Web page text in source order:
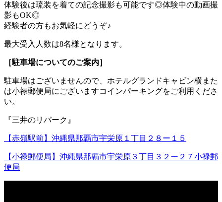
体験後は琉装を着ての記念撮影も可能です◎体験中の動画撮
影もOK◎
経験者の方もお気軽にどうぞ♪
最大受入人数は8名様となります。
［駐車場についてのご案内］
駐車場はございませんので、ホテルグランドキャビン横また
は小禄郵便局にございますコインパーキングをご利用くださ
い。
『三井のリパーク』
【赤嶺駅前】沖縄県那覇市宇栄原１丁目２８ー１５
【小禄郵便局】沖縄県那覇市宇栄原３丁目３２ー２７小禄郵
便局